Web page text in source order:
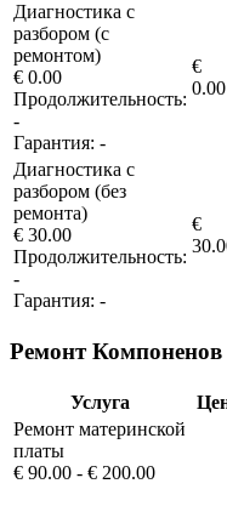
Диагностика с
разбором (с
ремонтом)
€ 0.00
Продолжительность:
-
Гарантия: -
€
0.00
Диагностика с
разбором (без
ремонта)
€ 30.00
Продолжительность:
-
Гарантия: -
€
Ремонт Компоненов
Услуга
Ремонт материнской
платы
€ 90.00 - € 200.00